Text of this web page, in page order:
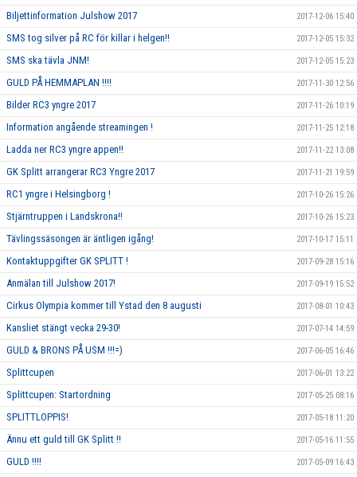
Biljettinformation Julshow 2017 2017-12-06 15:40
SMS tog silver på RC för killar i helgen!! 2017-12-05 15:32
SMS ska tävla JNM! 2017-12-05 15:23
GULD PÅ HEMMAPLAN !!!! 2017-11-30 12:56
Bilder RC3 yngre 2017 2017-11-26 10:19
Information angående streamingen ! 2017-11-25 12:18
Ladda ner RC3 yngre appen!! 2017-11-22 13:08
GK Splitt arrangerar RC3 Yngre 2017 2017-11-21 19:59
RC1 yngre i Helsingborg ! 2017-10-26 15:26
Stjärntruppen i Landskrona!! 2017-10-26 15:23
Tävlingssäsongen är äntligen igång! 2017-10-17 15:11
Kontaktuppgifter GK SPLITT ! 2017-09-28 15:16
Anmälan till Julshow 2017! 2017-09-19 15:52
Cirkus Olympia kommer till Ystad den 8 augusti 2017-08-01 10:43
Kansliet stängt vecka 29-30! 2017-07-14 14:59
GULD & BRONS PÅ USM !!!=) 2017-06-05 16:46
Splittcupen 2017-06-01 13:22
Splittcupen: Startordning 2017-05-25 08:16
SPLITTLOPPIS! 2017-05-18 11:20
Ännu ett guld till GK Splitt !! 2017-05-16 11:55
GULD !!!! 2017-05-09 16:43